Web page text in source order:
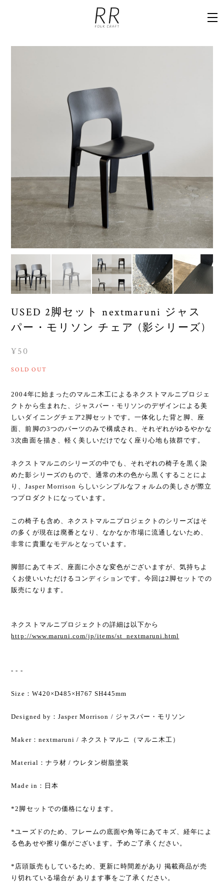
USED 2脚セット nextmaruni ジャス
パー・モリソン チェア (影シリーズ)
¥50
SOLD OUT
2004年に始まったのマルニ木工によるネクストマルニプロジェ
クトから生まれた、ジャスパー・モリソンのデザインによる美
しいダイニングチェア2脚セットです。一体化した背と脚、座
面、前脚の3つのパーツのみで構成され、それぞれがゆるやかな
3次曲面を描き、軽く美しいだけでなく座り心地も抜群です。
ネクストマルニのシリーズの中でも、それぞれの椅子を黒く染
めた影シリーズのもので、通常の木の色から黒くすることによ
り、Jasper Morrison らしいシンプルなフォルムの美しさが際立
つプロダクトになっています。
この椅子も含め、ネクストマルニプロジェクトのシリーズはそ
の多くが現在は廃番となり、なかなか市場に流通しないため、
非常に貴重なモデルとなっています。
脚部にあてキズ、座面に小さな変色がございますが、気持ちよ
くお使いいただけるコンディションです。今回は2脚セットでの
販売になります。
ネクストマルニプロジェクトの詳細は以下から
http://www.maruni.com/jp/items/st_nextmaruni.html
- - -
Size：W420×D485×H767 SH445mm
Designed by：Jasper Morrison / ジャスパー・モリソン
Maker：nextmaruni / ネクストマルニ（マルニ木工）
Material：ナラ材 / ウレタン樹脂塗装
Made in：日本
*2脚セットでの価格になります。
*ユーズドのため、フレームの底面や角等にあてキズ、経年によ
る色あせや擦り傷がございます。予めご了承ください。
*店頭販売もしているため、更新に時間差があり 掲載商品が売
り切れている場合が あります事をご了承ください。